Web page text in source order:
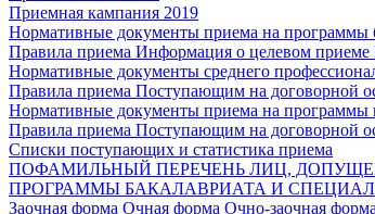
Приемная кампания 2019
Нормативные документы приема на программы
Правила приема Информация о целевом приеме
Нормативные документы среднего
Правила приема Поступающим на договорной
Нормативные документы приема на программы
Правила приема Поступающим на договорной
Списки поступающих и статистика приема
ПОФАМИЛЬНЫЙ ПЕРЕЧЕНЬ ЛИЦ,
ПРОГРАММЫ БАКАЛАВРИАТА И
Заочная форма Очная форма Очно-заочная форма